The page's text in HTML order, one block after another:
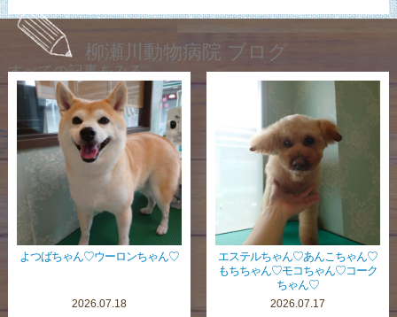
柳瀬川動物病院 ブログ
すべての記事をみる
よつばちゃん♡ウーロンちゃん♡
2026.07.18
エステルちゃん♡あんこちゃん♡
もちちゃん♡モコちゃん♡コーク
ちゃん♡
2026.07.17